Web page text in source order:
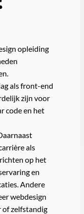
opleiding
als front-end
zijn voor
code en het
als
op het
en
Andere
webdesign
of zelfstandig